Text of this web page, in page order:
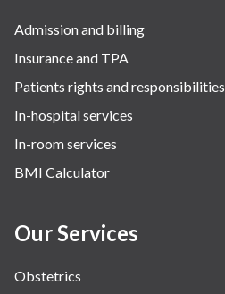
Admission and billing
Insurance and TPA
Patients rights and responsibilities
In-hospital services
In-room services
BMI Calculator
Our Services
Obstetrics